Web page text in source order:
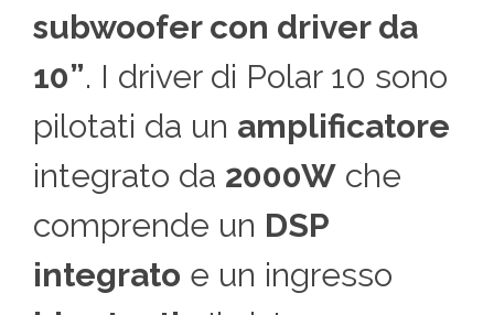
subwoofer con driver da
10”. I driver di Polar 10 sono
pilotati da un amplificatore
integrato da 2000W che
comprende un DSP
integrato e un ingresso